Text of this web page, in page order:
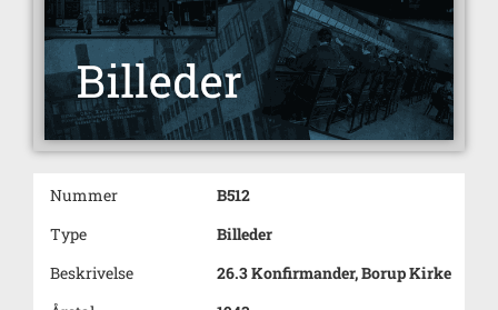
Nummer
B512
Type
Billeder
Beskrivelse
26.3 Konfirmander, Borup Kirke